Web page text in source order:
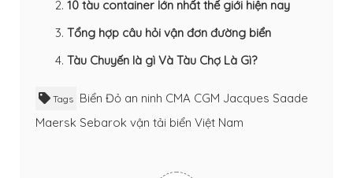
10 tàu container lớn nhất thế giới hiện nay
Tổng hợp câu hỏi vận đơn đường biển
Tàu Chuyến là gì Và Tàu Chợ Là Gì?
Tags Biển Đỏ an ninh CMA CGM Jacques Saade
Maersk Sebarok vận tải biển Việt Nam